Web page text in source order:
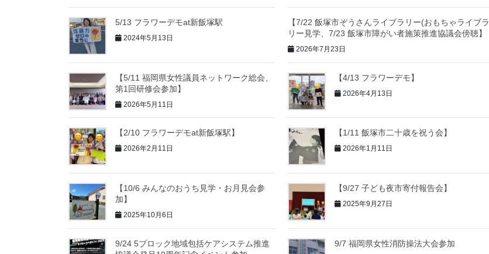
5/13 フラワーデモat新飯塚駅
2024年5月13日
【7/22 飯塚市ぞうさんライブラリー(おもちゃライブラ
リー見学、7/23 飯塚市障がい者施策推進協議会傍聴】
2026年7月23日
【5/11 福岡県女性議員ネットワーク総会、
第1回研修会参加】
2026年5月11日
【4/13 フラワーデモ】
2026年4月13日
【2/10 フラワーデモat新飯塚駅】
2026年2月11日
【1/11 飯塚市二十歳を祝う会】
2026年1月11日
【10/6 みんなのおうち見学・お月見会参
加】
2025年10月6日
【9/27 子ども夜市寄付報告会】
2025年9月27日
9/24 5ブロック地域包括ケアシステム推進
9/7 福岡県女性消防操法大会参加